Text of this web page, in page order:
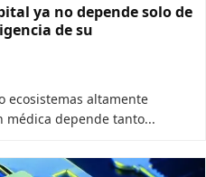
ya no depende solo de
de su
ecosistemas altamente
depende tanto...